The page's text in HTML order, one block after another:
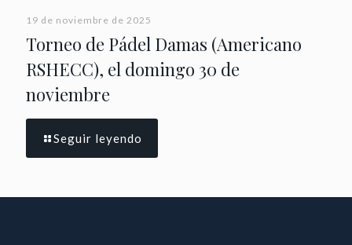
19 de noviembre de 2025
Torneo de Pádel Damas (Americano
RSHECC), el domingo 30 de
noviembre
Seguir leyendo